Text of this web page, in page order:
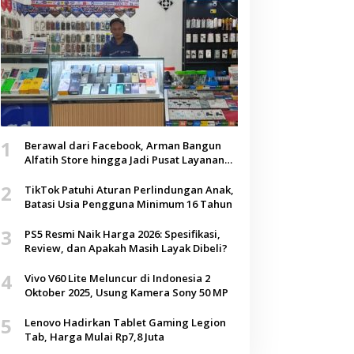
1
Berawal dari Facebook, Arman Bangun
Alfatih Store hingga Jadi Pusat Layanan
2
TikTok Patuhi Aturan Perlindungan Anak,
Batasi Usia Pengguna Minimum 16 Tahun
3
PS5 Resmi Naik Harga 2026: Spesifikasi,
Review, dan Apakah Masih Layak Dibeli?
4
Vivo V60 Lite Meluncur di Indonesia 2
Oktober 2025, Usung Kamera Sony 50 MP
5
Lenovo Hadirkan Tablet Gaming Legion
Tab, Harga Mulai Rp7,8 Juta